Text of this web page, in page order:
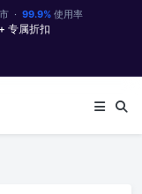
· 99.9%使用率
+ 专属折扣